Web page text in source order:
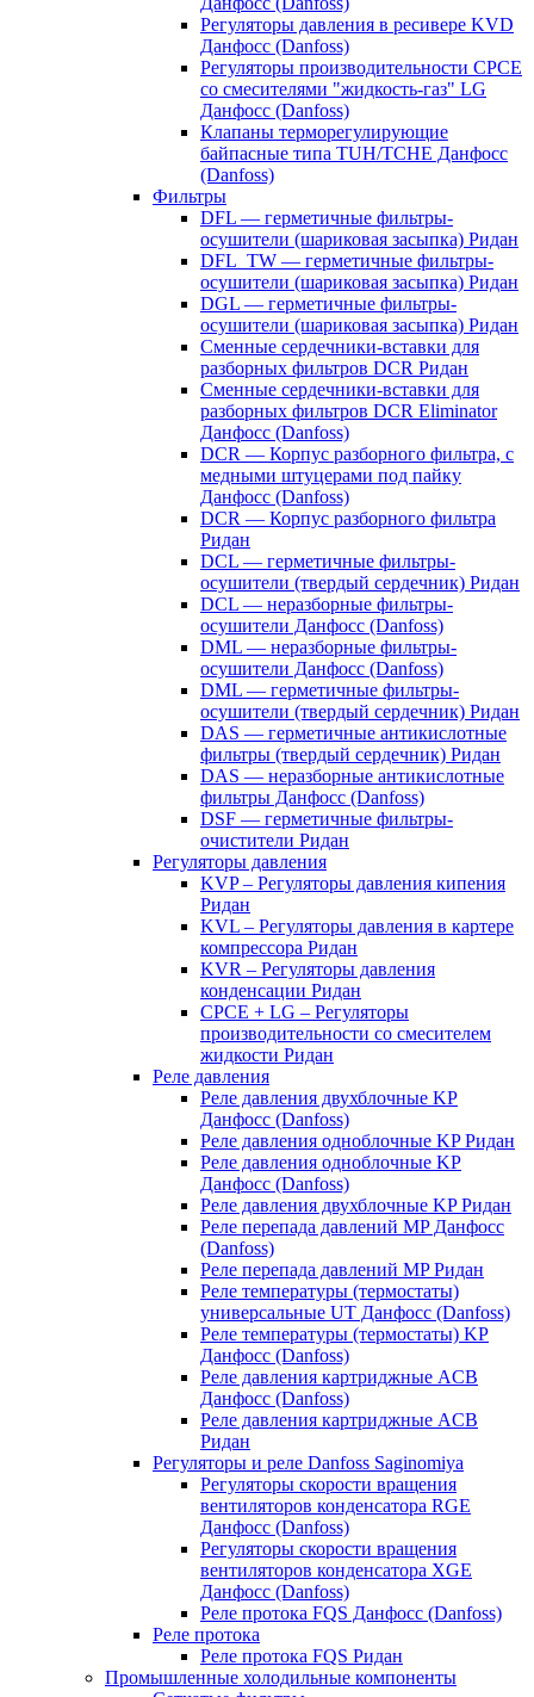
Регуляторы давления в ресивере KVD
Данфосс (Danfoss)
Регуляторы производительности CPCE
со смесителями "жидкость-газ" LG
Данфосс (Danfoss)
Клапаны терморегулирующие
байпасные типа TUH/TCHE Данфосс
(Danfoss)
Фильтры
DFL — герметичные фильтры-
осушители (шариковая засыпка) Ридан
DFL_TW — герметичные фильтры-
осушители (шариковая засыпка) Ридан
DGL — герметичные фильтры-
осушители (шариковая засыпка) Ридан
Сменные сердечники-вставки для
разборных фильтров DCR Ридан
Сменные сердечники-вставки для
разборных фильтров DCR Eliminator
Данфосс (Danfoss)
DCR — Корпус разборного фильтра, с
медными штуцерами под пайку
Данфосс (Danfoss)
DCR — Корпус разборного фильтра
Ридан
DCL — герметичные фильтры-
осушители (твердый сердечник) Ридан
DCL — неразборные фильтры-
осушители Данфосс (Danfoss)
DML — неразборные фильтры-
осушители Данфосс (Danfoss)
DML — герметичные фильтры-
осушители (твердый сердечник) Ридан
DAS — герметичные антикислотные
фильтры (твердый сердечник) Ридан
DAS — неразборные антикислотные
фильтры Данфосс (Danfoss)
DSF — герметичные фильтры-
очистители Ридан
Регуляторы давления
KVP – Регуляторы давления кипения
Ридан
KVL – Регуляторы давления в картере
компрессора Ридан
KVR – Регуляторы давления
конденсации Ридан
CPCE + LG – Регуляторы
производительности со смесителем
жидкости Ридан
Реле давления
Реле давления двухблочные KP
Данфосс (Danfoss)
Реле давления одноблочные KP Ридан
Реле давления одноблочные KP
Данфосс (Danfoss)
Реле давления двухблочные KP Ридан
Реле перепада давлений MP Данфосс
(Danfoss)
Реле перепада давлений MP Ридан
Реле температуры (термостаты)
универсальные UT Данфосс (Danfoss)
Реле температуры (термостаты) KP
Данфосс (Danfoss)
Реле давления картриджные ACB
Данфосс (Danfoss)
Реле давления картриджные ACB
Ридан
Регуляторы и реле Danfoss Saginomiya
Регуляторы скорости вращения
вентиляторов конденсатора RGE
Данфосс (Danfoss)
Регуляторы скорости вращения
вентиляторов конденсатора XGE
Данфосс (Danfoss)
Реле протока FQS Данфосс (Danfoss)
Реле протока
Реле протока FQS Ридан
Промышленные холодильные компоненты